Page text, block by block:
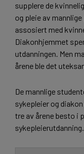
supplere de
og pleie av
assosiert med
Diakonhjemmet
utdanningen. Men
årene ble det
De mannlige
sykepleier og
tre av årene besto i
sykepleierutdanning.